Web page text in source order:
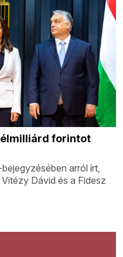
forintot
arról írt,
Dávid és a Fidesz